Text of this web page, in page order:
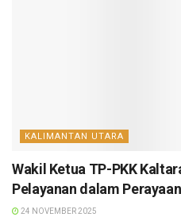
KALIMANTAN UTARA
Wakil Ketua TP-PKK
Pelayanan dalam
24 NOVEMBER 2025